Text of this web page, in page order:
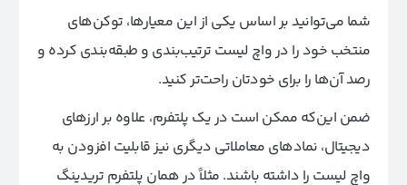
شما می‌توانید بر اساس یکی از این معیارها، توکن‌های
منتخب خود را در واچ لیست ترتیب‌بندی و طبقه‌بندی کرده و
رصد آن‌ها را برای خودتان راحت‌تر کنید.
ضمن این‌که ممکن است در یک پلتفرم، علاوه بر ارزهای
دیجیتال، نمادهای معاملاتی دیگری نیز قابلیت افزودن به
واچ لیست را داشته باشند. مثلاً در همان پلتفرم تریدینگ